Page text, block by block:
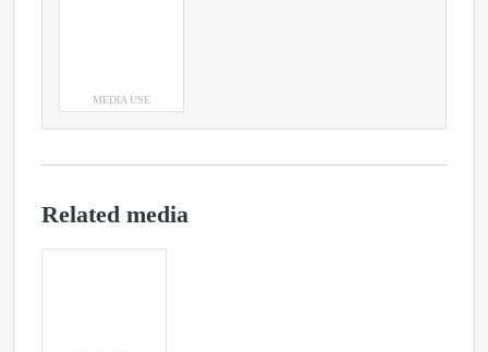
MEDIA USE
Related media